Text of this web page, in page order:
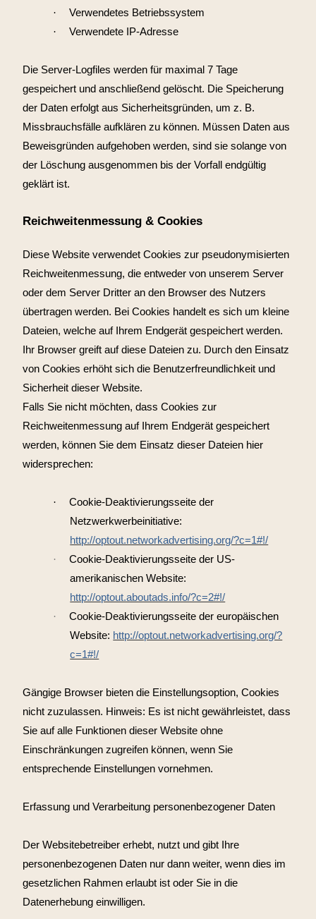
·
Verwendetes Betriebssystem
·
Verwendete IP-Adresse
Die Server-Logfiles werden für maximal 7 Tage
gespeichert und anschließend gelöscht. Die Speicherung
der Daten erfolgt aus Sicherheitsgründen, um z. B.
Missbrauchsfälle aufklären zu können. Müssen Daten aus
Beweisgründen aufgehoben werden, sind sie solange von
der Löschung ausgenommen bis der Vorfall endgültig
geklärt ist.
Reichweitenmessung & Cookies
Diese Website verwendet Cookies zur pseudonymisierten
Reichweitenmessung, die entweder von unserem Server
oder dem Server Dritter an den Browser des Nutzers
übertragen werden. Bei Cookies handelt es sich um kleine
Dateien, welche auf Ihrem Endgerät gespeichert werden.
Ihr Browser greift auf diese Dateien zu. Durch den Einsatz
von Cookies erhöht sich die Benutzerfreundlichkeit und
Sicherheit dieser Website.
Falls Sie nicht möchten, dass Cookies zur
Reichweitenmessung auf Ihrem Endgerät gespeichert
werden, können Sie dem Einsatz dieser Dateien hier
widersprechen:
·
Cookie-Deaktivierungsseite der
Netzwerkwerbeinitiative:
http://optout.networkadvertising.org/?c=1#!/
·
Cookie-Deaktivierungsseite der US-
amerikanischen Website:
http://optout.aboutads.info/?c=2#!/
·
Cookie-Deaktivierungsseite der europäischen
Website: http://optout.networkadvertising.org/?
c=1#!/
Gängige Browser bieten die Einstellungsoption, Cookies
nicht zuzulassen. Hinweis: Es ist nicht gewährleistet, dass
Sie auf alle Funktionen dieser Website ohne
Einschränkungen zugreifen können, wenn Sie
entsprechende Einstellungen vornehmen.
Erfassung und Verarbeitung personenbezogener Daten
Der Websitebetreiber erhebt, nutzt und gibt Ihre
personenbezogenen Daten nur dann weiter, wenn dies im
gesetzlichen Rahmen erlaubt ist oder Sie in die
Datenerhebung einwilligen.